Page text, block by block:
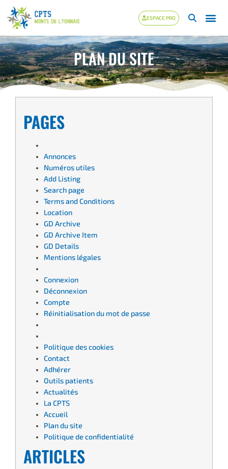
ESPACE PRO
PLAN DU SITE
PAGES
Annonces
Numéros utiles
Add Listing
Search page
Terms and Conditions
Location
GD Archive
GD Archive Item
GD Details
Mentions légales
Connexion
Déconnexion
Compte
Réinitialisation du mot de passe
Politique des cookies
Contact
Adhérer
Outils patients
Actualités
La CPTS
Accueil
Plan du site
Politique de confidentialité
ARTICLES